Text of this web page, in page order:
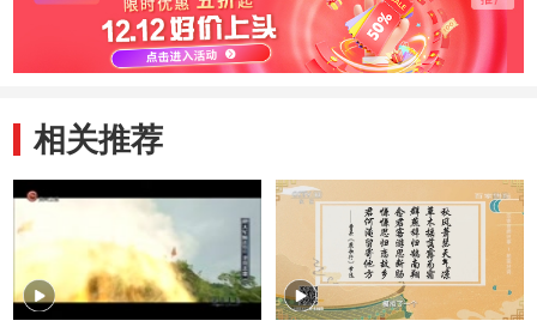
相关推荐